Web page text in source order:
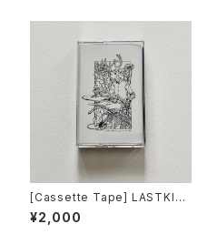
[Cassette Tape] LASTKISS
TODIEOFVISCEROTH - ST
/ Slow Down Records DIST
¥2,000